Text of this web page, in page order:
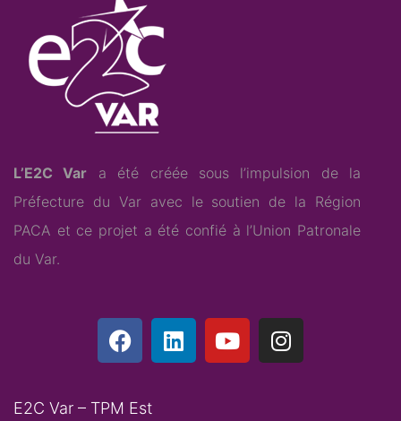
L’E2C Var a été créée sous l’impulsion de la
Préfecture du Var avec le soutien de la Région
PACA et ce projet a été confié à l’Union Patronale
du Var.
E2C Var – TPM Est